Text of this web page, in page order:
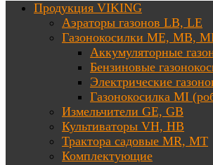
Продукция VIKING
Аэраторы газонов LB, LE
Газонокосилки ME, MB,
Аккумуляторные
Бензиновые
Электрические
Газонокосилка MI
Измельчители GE, GB
Культиваторы VH, HB
Трактора садовые MR, MT
Комплектующие